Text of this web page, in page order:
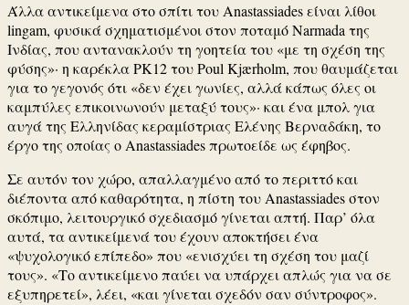
Άλλα αντικείμενα στο σπίτι του Anastassiades είναι λίθοι
lingam, φυσικά σχηματισμένοι στον ποταμό Narmada της
Ινδίας, που αντανακλούν τη γοητεία του «με τη σχέση της
φύσης»· η καρέκλα PK12 του Poul Kjærholm, που θαυμάζεται
για το γεγονός ότι «δεν έχει γωνίες, αλλά κάπως όλες οι
καμπύλες επικοινωνούν μεταξύ τους»· και ένα μπολ για
αυγά της Ελληνίδας κεραμίστριας Ελένης Βερναδάκη, το
έργο της οποίας ο Anastassiades πρωτοείδε ως έφηβος.
Σε αυτόν τον χώρο, απαλλαγμένο από το περιττό και
διέποντα από καθαρότητα, η πίστη του Anastassiades στον
σκόπιμο, λειτουργικό σχεδιασμό γίνεται απτή. Παρ’ όλα
αυτά, τα αντικείμενά του έχουν αποκτήσει ένα
«ψυχολογικό επίπεδο» που «ενισχύει τη σχέση του μαζί
τους». «Το αντικείμενο παύει να υπάρχει απλώς για να σε
εξυπηρετεί», λέει, «και γίνεται σχεδόν σαν σύντροφος».